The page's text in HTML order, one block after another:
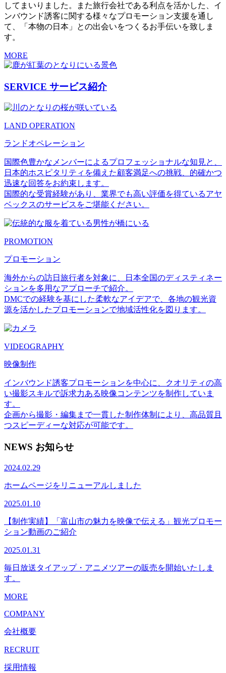
してまいりました。また旅行会社である利点を活かした、イ
ンバウンド誘客に関する様々なプロモーション支援を通し
て、「本物の日本」との出会いをつくるお手伝いを致しま
す。
MORE
SERVICE サービス紹介
LAND OPERATION
ランドオペレーション
国際色豊かなメンバーによるプロフェッショナルな知見と、
日本的ホスピタリティを備えた顧客満足への挑戦、的確かつ
迅速な回答をお約束します。
国際的な受賞経験があり、業界でも高い評価を得ているアヤ
ベックスのサービスをご堪能ください。
PROMOTION
プロモーション
海外からの訪日旅行者を対象に、日本全国のディスティネー
ションを多用なアプローチで紹介。
DMCでの経験を基にした柔軟なアイデアで、各地の観光資
源を活かしたプロモーションで地域活性化を図ります。
VIDEOGRAPHY
映像制作
インバウンド誘客プロモーションを中心に、クオリティの高
い撮影スキルで訴求力ある映像コンテンツを制作していま
す。
企画から撮影・編集まで一貫した制作体制により、高品質且
つスピーディーな対応が可能です。
NEWS お知らせ
2024.02.29
ホームページをリニューアルしました
2025.01.10
【制作実績】「富山市の魅力を映像で伝える」観光プロモー
ション動画のご紹介
2025.01.31
毎日放送タイアップ・アニメツアーの販売を開始いたしま
す。
MORE
COMPANY
会社概要
RECRUIT
採用情報